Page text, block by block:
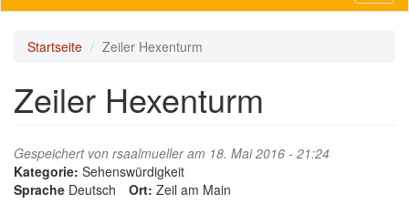
Startseite Zeiler Hexenturm
Zeiler Hexenturm
Gespeichert von rsaalmuelleram 18. Mai 2016 - 21:24
Kategorie: Sehenswürdigkeit
Sprache Deutsch Ort: Zeil am Main